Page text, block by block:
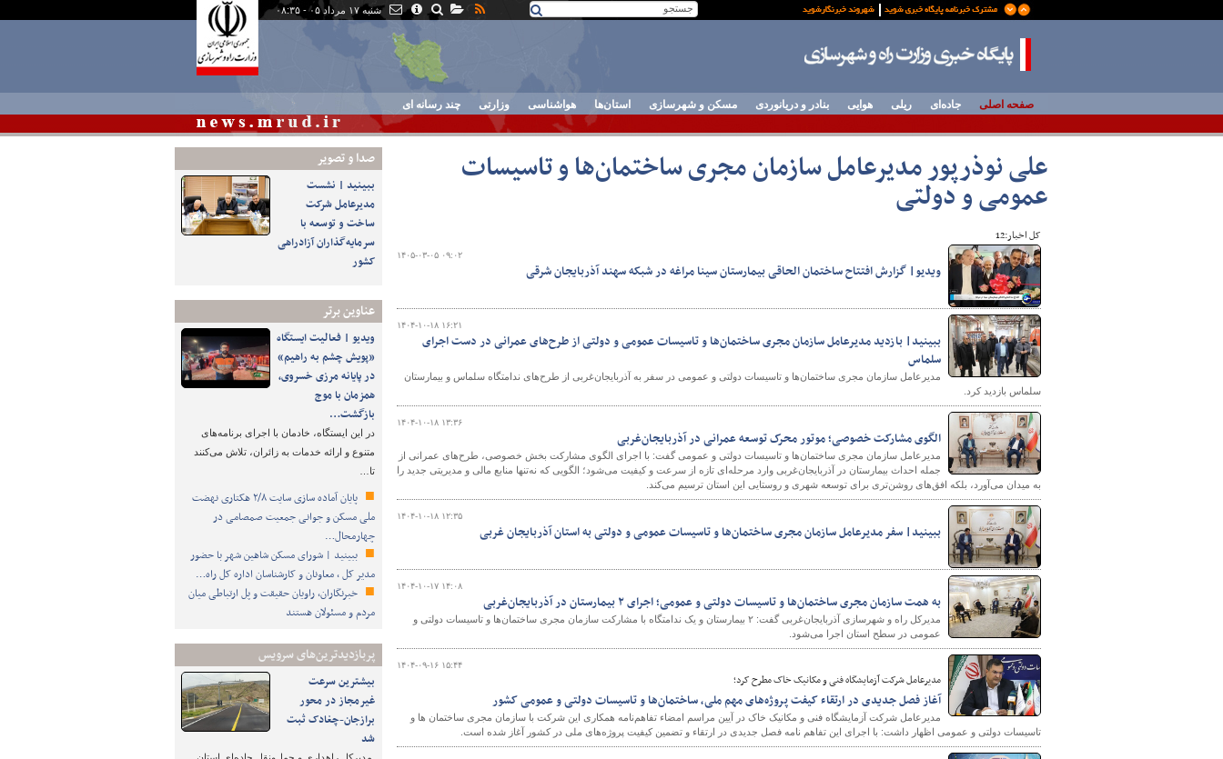
شنبه ۱۷ مرداد ۰۵ - ۰۸:۳۵
پایگاه خبری وزارت راه و
صفحه اصلی جاده‌ای ریلی هوایی بنادر و دریانوردی مسکن و شهرسازی استان‌ها هواشناسی وزارتی چند رسانه ای
صدا و تصوير
ببینید | نشست
مدیرعامل شرکت
ساخت و توسعه با
سرمایه‌گذاران آزادراهی
کشور
عناوین برتر
️ویدیو | فعالیت ایستگاه
«پویش چشم به راهیم»
در پایانه مرزی خسروی،
همزمان با موج
بازگشت…
️در این ایستگاه، خادمان با اجرای برنامه‌های
متنوع و ارائه خدمات به زائران، تلاش می‌کنند
تا…
پایان آماده‌ سازی سایت ۲/۸ هکتاری نهضت
ملی مسکن و جوانی جمعیت صمصامی در
چهارمحال…
ببینید | شورای مسکن شاهین شهر با حضور
مدیر کل ، معاونان و کارشناسان اداره کل راه…
خبرنگاران، راویان حقیقت و پل ارتباطی میان
مردم و مسئولان هستند
پربازدیدترین‌های سرویس
بیشترین سرعت
غیرمجاز در محور
برازجان-چغادک ثبت
شد
علی نوذرپور مدیرعامل سازمان مجری ساختمان‌ها و تاسیسات
عمومی و دولتی
کل اخبار:12
۱۴۰۵-۰۳-۰۵ ۰۹:۰۲
ویدیو| گزارش افتتاح ساختمان الحاقی بیمارستان سینا مراغه در شبکه سهند آذربایجان شرقی
۱۴۰۴-۱۰-۱۸ ۱۶:۲۱
ببینید| بازدید مدیرعامل سازمان مجری ساختمان‌ها و تاسیسات عمومی و دولتی از طرح‌های عمرانی در دست اجرای
سلماس
مدیرعامل سازمان مجری ساختمان‌ها و تاسیسات دولتی و عمومی در سفر به آذربایجان‌غربی از طرح‌های ندامتگاه سلماس و بیمارستان
سلماس بازدید کرد.
۱۴۰۴-۱۰-۱۸ ۱۳:۳۶
الگوی مشارکت خصوصی؛ موتور محرک توسعه عمرانی در آذربایجان‌غربی
مدیرعامل سازمان مجری ساختمان‌ها و تاسیسات دولتی و عمومی گفت: با اجرای الگوی مشارکت بخش خصوصی، طرح‌های عمرانی از
جمله احداث بیمارستان در آذربایجان‌غربی وارد مرحله‌ای تازه از سرعت و کیفیت می‌شود؛ الگویی که نه‌تنها منابع مالی و مدیریتی جدید را
به میدان می‌آورد، بلکه افق‌های روشن‌تری برای توسعه شهری و روستایی این استان ترسیم می‌کند.
۱۴۰۴-۱۰-۱۸ ۱۲:۳۵
ببینید| سفر مدیرعامل سازمان مجری ساختمان‌ها و تاسیسات عمومی و دولتی به استان آذربایجان غربی
۱۴۰۴-۱۰-۱۷ ۱۴:۰۸
به همت سازمان مجری ساختمان‌ها و تاسیسات دولتی و عمومی؛ اجرای ۲ بیمارستان در آذربایجان‌غربی
مدیرکل راه و شهرسازی آذربایجان‌غربی گفت: ۲ بیمارستان و یک ندامتگاه با مشارکت سازمان مجری ساختمان‌ها و تاسیسات دولتی و
عمومی در سطح استان اجرا می‌شود.
۱۴۰۴-۰۹-۱۶ ۱۵:۴۴
مدیرعامل شرکت آزمایشگاه فنی و مکانیک خاک مطرح کرد؛
آغاز فصل جدیدی در ارتقاء کیفت پروژه‌های مهم ملی، ساختمان‎‌ها و تاسیسات دولتی و عمومی کشور
مدیرعامل شرکت آزمایشگاه فنی و مکانیک خاک در آیین مراسم امضاء تفاهم‌نامه همکاری این شرکت با سازمان مجری ساختمان ها و
تاسیسات دولتی و عمومی اظهار داشت: با اجرای این تفاهم نامه فصل جدیدی در ارتقاء و تضمین کیفیت پروژه‌های ملی در کشور آغاز شده است.